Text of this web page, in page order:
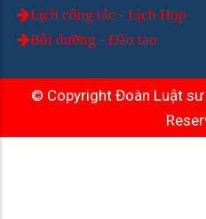
Lịch công tác - Lịch Họp
Bồi dưỡng - Đào tạo
© Copyright Đoàn Luật